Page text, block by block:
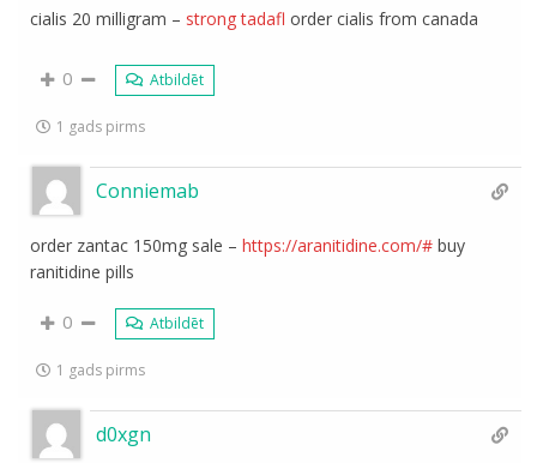
cialis 20 milligram – strong tadafl order cialis from canada
0 Atbildēt
1 gads pirms
Conniemab
order zantac 150mg sale –https://aranitidine.com/# buy
ranitidine pills
0 Atbildēt
1 gads pirms
d0xgn